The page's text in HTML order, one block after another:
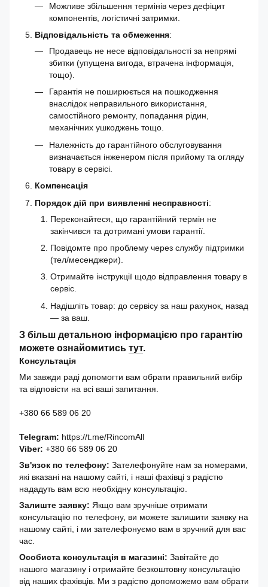
Можливе збільшення термінів через дефіцит
компонентів, логістичні затримки.
Відповідальність та обмеження:
Продавець не несе відповідальності за непрямі
збитки (упущена вигода, втрачена інформація,
тощо).
Гарантія не поширюється на пошкодження
внаслідок неправильного використання,
самостійного ремонту, попадання рідин,
механічних ушкоджень тощо.
Належність до гарантійного обслуговування
визначається інженером після прийому та огляду
товару в сервісі.
Компенсація
Порядок дій при виявленні несправності:
Переконайтеся, що гарантійний термін не
закінчився та дотримані умови гарантії.
Повідомте про проблему через службу підтримки
(тел/месенджери).
Отримайте інструкції щодо відправлення товару в
сервіс.
Надішліть товар: до сервісу за наш рахунок, назад
— за ваш.
З більш детальною інформацією про гарантію
можете ознайомитись тут.
Консультація
Ми завжди раді допомогти вам обрати правильний вибір
та відповісти на всі ваші запитання.
+380 66 589 06 20
Telegram: https://t.me/RincomAll
Viber: +380 66 589 06 20
Зв'язок по телефону: Зателефонуйте нам за номерами,
які вказані на нашому сайті, і наші фахівці з радістю
нададуть вам всю необхідну консультацію.
Залиште заявку: Якщо вам зручніше отримати
консультацію по телефону, ви можете залишити заявку на
нашому сайті, і ми зателефонуємо вам в зручний для вас
час.
Особиста консультація в магазині: Завітайте до
нашого магазину і отримайте безкоштовну консультацію
від наших фахівців. Ми з радістю допоможемо вам обрати